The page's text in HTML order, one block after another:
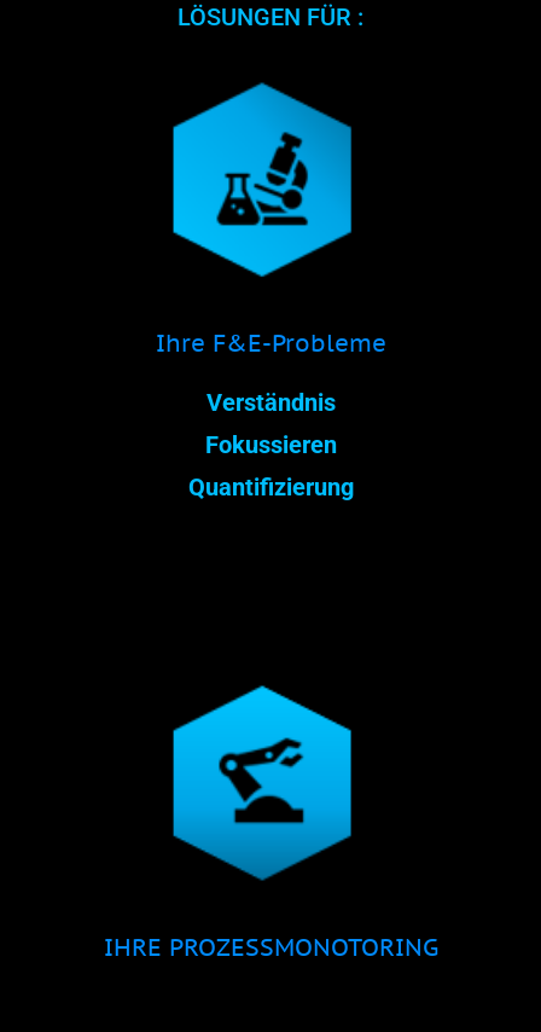
LÖSUNGEN FÜR :
Ihre F&E-Probleme
Verständnis
Fokussieren
Quantifizierung
IHRE PROZESSMONOTORING